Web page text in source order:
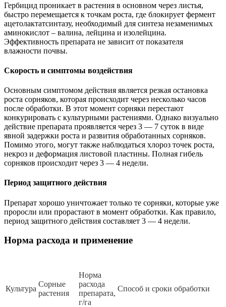
Гербицид проникает в растения в основном через листья,
быстро перемещается к точкам роста, где блокирует фермент
ацетолактатсинтазу, необходимый для синтеза незаменимых
аминокислот – валина, лейцина и изолейцина.
Эффективность препарата не зависит от показателя
влажности почвы.
Скорость и симптомы воздействия
Основным симптомом действия является резкая остановка
роста сорняков, которая происходит через несколько часов
после обработки. В этот момент сорняки перестают
конкурировать с культурными растениями. Однако визуально
действие препарата проявляется через 3 — 7 суток в виде
явной задержки роста и развития обработанных сорняков.
Помимо этого, могут также наблюдаться хлороз точек роста,
некроз и деформация листовой пластины. Полная гибель
сорняков происходит через 3 — 4 недели.
Период защитного действия
Препарат хорошо уничтожает только те сорняки, которые уже
проросли или прорастают в момент обработки. Как правило,
период защитного действия составляет 3 — 4 недели.
Норма расхода и применение
Культура
Сорные
растения
Норма
расхода
препарата,
г/га
Способ и сроки обработки